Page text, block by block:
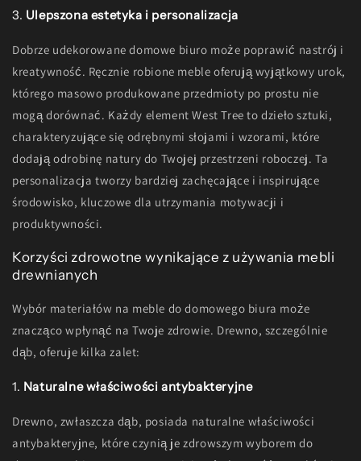
3. Ulepszona estetyka i personalizacja
Dobrze udekorowane domowe biuro może poprawić nastrój i
kreatywność. Ręcznie robione meble oferują wyjątkowy urok,
którego masowo produkowane przedmioty po prostu nie
mogą dorównać. Każdy element West Tree to dzieło sztuki,
charakteryzujące się odrębnymi słojami i wzorami, które
dodają odrobinę natury do Twojej przestrzeni roboczej. Ta
personalizacja tworzy bardziej zachęcające i inspirujące
środowisko, kluczowe dla utrzymania motywacji i
produktywności.
Korzyści zdrowotne wynikające z używania mebli
drewnianych
Wybór materiałów na meble do domowego biura może
znacząco wpłynąć na Twoje zdrowie. Drewno, szczególnie
dąb, oferuje kilka zalet:
1. Naturalne właściwości antybakteryjne
Drewno, zwłaszcza dąb, posiada naturalne właściwości
antybakteryjne, które czynią je zdrowszym wyborem do